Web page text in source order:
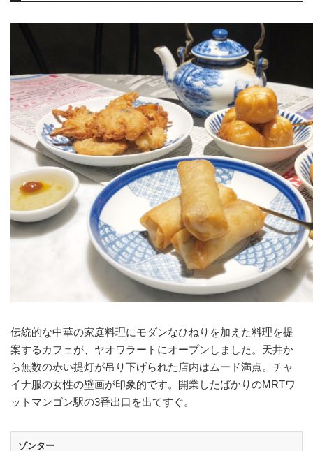
伝統的な中華の家庭料理にモダンなひねりを加えた料理を提
案するカフェが、ヤオワラートにオープンしました。天井か
ら無数の赤い提灯が吊り下げられた店内はムード満点。チャ
イナ服の女性の壁画が印象的です。開業したばかりのMRTワ
ットマンゴン駅の3番出口を出てすぐ。
ゾンター